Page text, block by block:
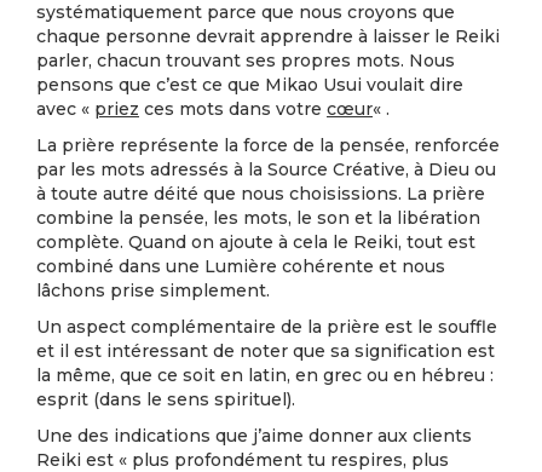
systématiquement parce que nous croyons que
chaque personne devrait apprendre à laisser le Reiki
parler, chacun trouvant ses propres mots. Nous
pensons que c’est ce que Mikao Usui voulait dire
avec « priez ces mots dans votre cœur« .
La prière représente la force de la pensée, renforcée
par les mots adressés à la Source Créative, à Dieu ou
à toute autre déité que nous choisissions. La prière
combine la pensée, les mots, le son et la libération
complète. Quand on ajoute à cela le Reiki, tout est
combiné dans une Lumière cohérente et nous
lâchons prise simplement.
Un aspect complémentaire de la prière est le souffle
et il est intéressant de noter que sa signification est
la même, que ce soit en latin, en grec ou en hébreu :
esprit (dans le sens spirituel).
Une des indications que j’aime donner aux clients
Reiki est « plus profondément tu respires, plus